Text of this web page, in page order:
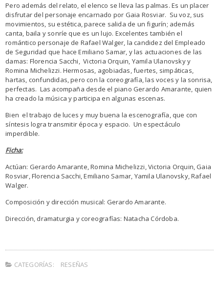
Pero además del relato, el elenco se lleva las palmas. Es un placer
disfrutar del personaje encarnado por Gaia Rosviar. Su voz, sus
movimientos, su estética, parece salida de un figurín; además
canta, baila y sonríe que es un lujo. Excelentes también el
romántico personaje de Rafael Walger, la candidez del Empleado
de Seguridad que hace Emiliano Samar, y las actuaciones de las
damas: Florencia Sacchi, Victoria Orquin, Yamila Ulanovsky y
Romina Michelizzi. Hermosas, agobiadas, fuertes, simpáticas,
hartas, confundidas, pero con la coreografía, las voces y la sonrisa,
perfectas. Las acompaña desde el piano Gerardo Amarante, quien
ha creado la música y participa en algunas escenas.
Bien el trabajo de luces y muy buena la escenografía, que con
síntesis logra transmitir época y espacio. Un espectáculo
imperdible.
Ficha:
Actúan: Gerardo Amarante, Romina Michelizzi, Victoria Orquin, Gaia
Rosviar, Florencia Sacchi, Emiliano Samar, Yamila Ulanovsky, Rafael
Walger.
Composición y dirección musical: Gerardo Amarante.
Dirección, dramaturgia y coreografías: Natacha Córdoba.
CATEGORÍAS: RESEÑAS